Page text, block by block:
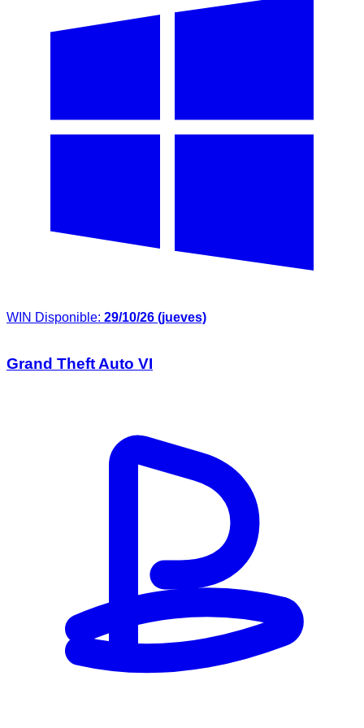
WIN Disponible: 29/10/26 (jueves)
Grand Theft Auto VI